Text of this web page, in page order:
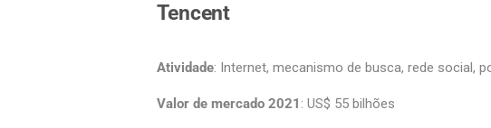
Tencent
Atividade: Internet, mecanismo de busca, rede social,
Valor de mercado 2021 : US$ 55 bilhões